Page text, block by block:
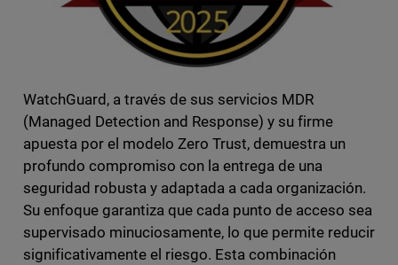
WatchGuard, a través de sus servicios MDR
(Managed Detection and Response) y su firme
apuesta por el modelo Zero Trust, demuestra un
profundo compromiso con la entrega de una
seguridad robusta y adaptada a cada organización.
Su enfoque garantiza que cada punto de acceso sea
supervisado minuciosamente, lo que permite reducir
significativamente el riesgo. Esta combinación